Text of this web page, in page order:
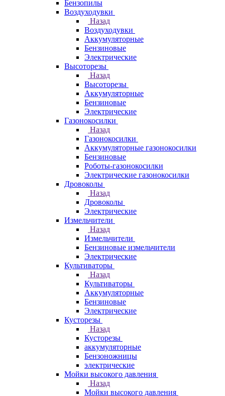
Бензопилы
Воздуходувки
Назад
Воздуходувки
Аккумуляторные
Бензиновые
Электрические
Высоторезы
Назад
Высоторезы
Аккумуляторные
Бензиновые
Электрические
Газонокосилки
Назад
Газонокосилки
Аккумуляторные газонокосилки
Бензиновые
Роботы-газонокосилки
Электрические газонокосилки
Дровоколы
Назад
Дровоколы
Электрические
Измельчители
Назад
Измельчители
Бензиновые измельчители
Электрические
Культиваторы
Назад
Культиваторы
Аккумуляторные
Бензиновые
Электрические
Кусторезы
Назад
Кусторезы
аккумуляторные
Бензоножницы
электрические
Мойки высокого давления
Назад
Мойки высокого давления